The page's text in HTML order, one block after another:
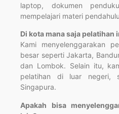
laptop, dokumen
mempelajari materi
Di kota mana saja pelatihan
Kami menyelenggarakan
besar seperti Jakarta,
dan Lombok. Selain itu,
pelatihan di luar negeri,
Singapura.
Apakah bisa